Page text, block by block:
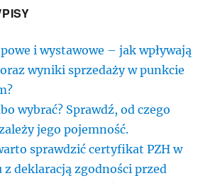
i wystawowe – jak wpływają
wyniki sprzedaży w punkcie
wybrać? Sprawdź, od czego
jego pojemność.
sprawdzić certyfikat PZH w
z deklaracją zgodności przed